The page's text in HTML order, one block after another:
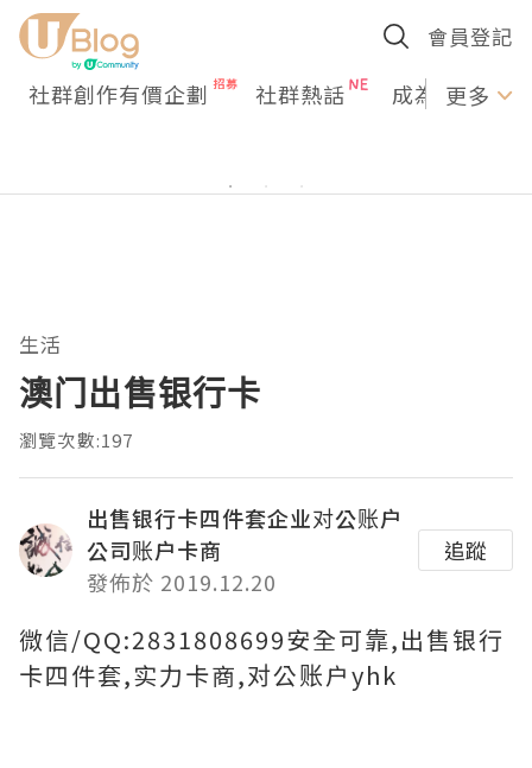
會員登記
社群創作有價企劃 社群熱話 成為U更多
生活
澳门出售银行卡
瀏覽次數:197
出售银行卡四件套企业对公账户
公司账户卡商
發佈於 2019.12.20
追蹤
微信/QQ:2831808699安全可靠,出售银行
卡四件套,实力卡商,对公账户yhk